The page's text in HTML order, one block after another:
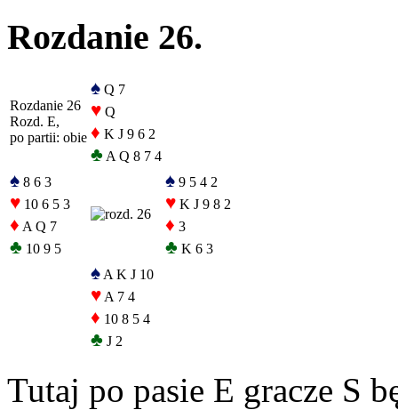
Rozdanie 26.
Rozdanie 26
Rozd. E,
po partii: obie
♠ Q 7
♥ Q
♦ K J 9 6 2
♣ A Q 8 7 4
♠ 8 6 3
♥ 10 6 5 3
♦ A Q 7
♣ 10 9 5
♠ 9 5 4 2
♥ K J 9 8 2
♦ 3
♣ K 6 3
♠ A K J 10
♥ A 7 4
♦ 10 8 5 4
♣ J 2
Tutaj po pasie E gracze S